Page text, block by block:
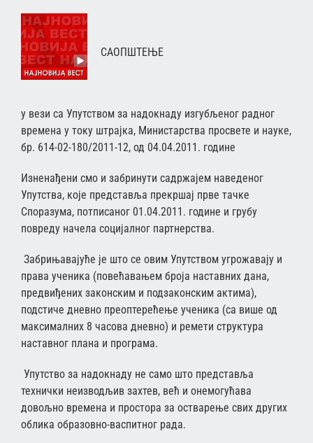
САОПШТЕЊЕ
у вези са Упутством за надокнаду изгубљеног радног
времена у току штрајка, Министарства просвете и науке,
бр. 614-02-180/2011-12, од 04.04.2011. године
Изненађени смо и забринути садржајем наведеног
Упутства, које представља прекршај прве тачке
Споразума, потписаног 01.04.2011. године и грубу
повреду начела социјалног партнерства.
Забрињавајуће је што се овим Упутством угрожавају и
права ученика (повећавањем броја наставних дана,
предвиђених законским и подзаконским актима),
подстиче дневно преоптерећење ученика (са више од
максималних 8 часова дневно) и ремети структура
наставног плана и програма.
Упутство за надокнаду не само што представља
технички неизводљив захтев, већ и онемогућава
довољно времена и простора за остварење свих других
облика образовно-васпитног рада.